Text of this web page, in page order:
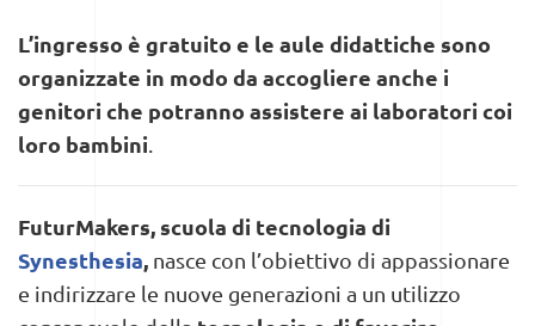
L’ingresso è gratuito e le aule didattiche sono
organizzate in modo da accogliere anche i
genitori che potranno assistere ai laboratori coi
loro bambini
FuturMakers, scuola di tecnologia di
Synesthesia, nasce con l’obiettivo di appassionare
e indirizzare le nuove generazioni a un utilizzo